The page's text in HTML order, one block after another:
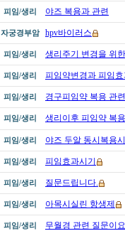
피임/생리 야즈 복용과 관련
자궁경부암 hpv바이러스
피임/생리 생리주기 변경을 위
피임/생리 피임약변경과 피임
피임/생리 경구피임약 복용 관
피임/생리 생리이후 피임약 복용
피임/생리 야즈 두알 동시복용
피임/생리 피임효과시기
피임/생리 질문드립니다.
피임/생리 아목시실린 항생제
피임/생리 무월경 관련 질문이